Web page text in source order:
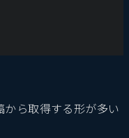
ら取得する形が多い